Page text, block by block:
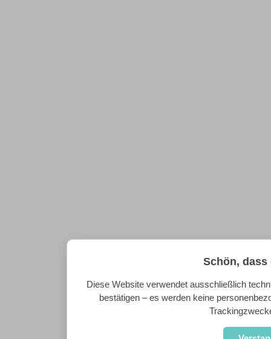
Schön, dass
Diese Website verwendet ausschließlich
bestätigen – es werden keine